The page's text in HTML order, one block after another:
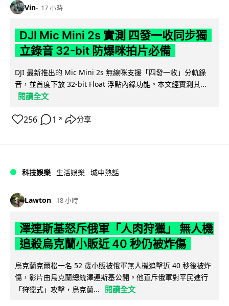
Vin 17 小時
DJI Mic Mini 2s 實測 四發一收同步獨
立錄音 32-bit 防爆咪拍片必備
DJI 最新推出的 Mic Mini 2s 無線咪支援「四發一收」分軌錄
音，並首度下放 32-bit Float 浮點內錄功能。本文經實測其...
閱讀全文
256 1 ↗ 分享
科技娛樂 生活娛樂 城中熱話
Lawton 18 小時
澤連斯基怒斥俄軍「人肉狩獵」 無人機
追殺烏克蘭小販近 40 秒仍被炸傷
烏克蘭克爾松一名 52 歲小販被俄軍無人機追擊近 40 秒後被炸
傷，影片由烏克蘭總統澤連斯基公開。他直斥俄軍對平民進行
「狩獵式」攻擊，烏克蘭...
閱讀全文